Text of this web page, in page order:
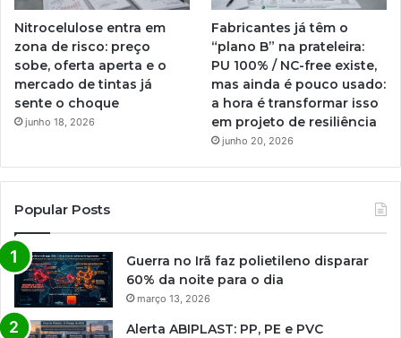
Nitrocelulose entra em
zona de risco: preço
sobe, oferta aperta e o
mercado de tintas já
sente o choque
junho 18, 2026
Fabricantes já têm o
“plano B” na prateleira:
PU 100% / NC-free existe,
mas ainda é pouco usado:
a hora é transformar isso
em projeto de resiliência
junho 20, 2026
Popular Posts
Guerra no Irã faz polietileno disparar
60% da noite para o dia
março 13, 2026
Alerta ABIPLAST: PP, PE e PVC